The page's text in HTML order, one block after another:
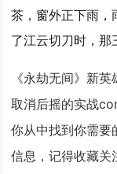
茶，窗外正下雨
了江云切刀时，那
《永劫无间》新
取消后摇的实战
你从中找到你需要
信息，记得收藏关